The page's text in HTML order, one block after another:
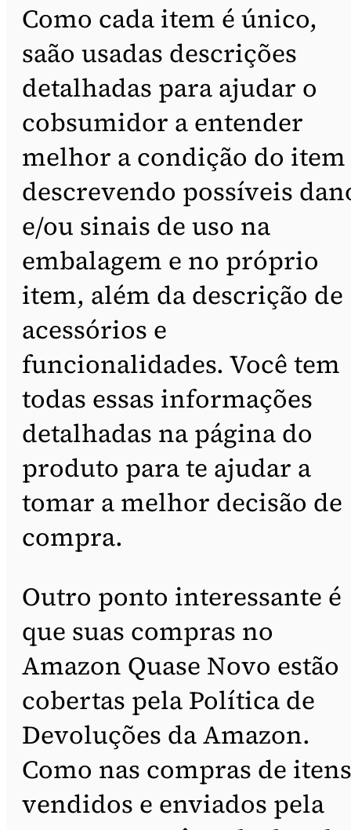
Como cada item é único,
saão usadas descrições
detalhadas para ajudar o
cobsumidor a entender
melhor a condição do item
descrevendo possíveis
e/ou sinais de uso na
embalagem e no próprio
item, além da descrição de
acessórios e
funcionalidades. Você tem
todas essas informações
detalhadas na página do
produto para te ajudar a
tomar a melhor decisão de
compra.
Outro ponto interessante é
que suas compras no
Amazon Quase Novo estão
cobertas pela Política de
Devoluções da Amazon.
Como nas compras de itens
vendidos e enviados pela